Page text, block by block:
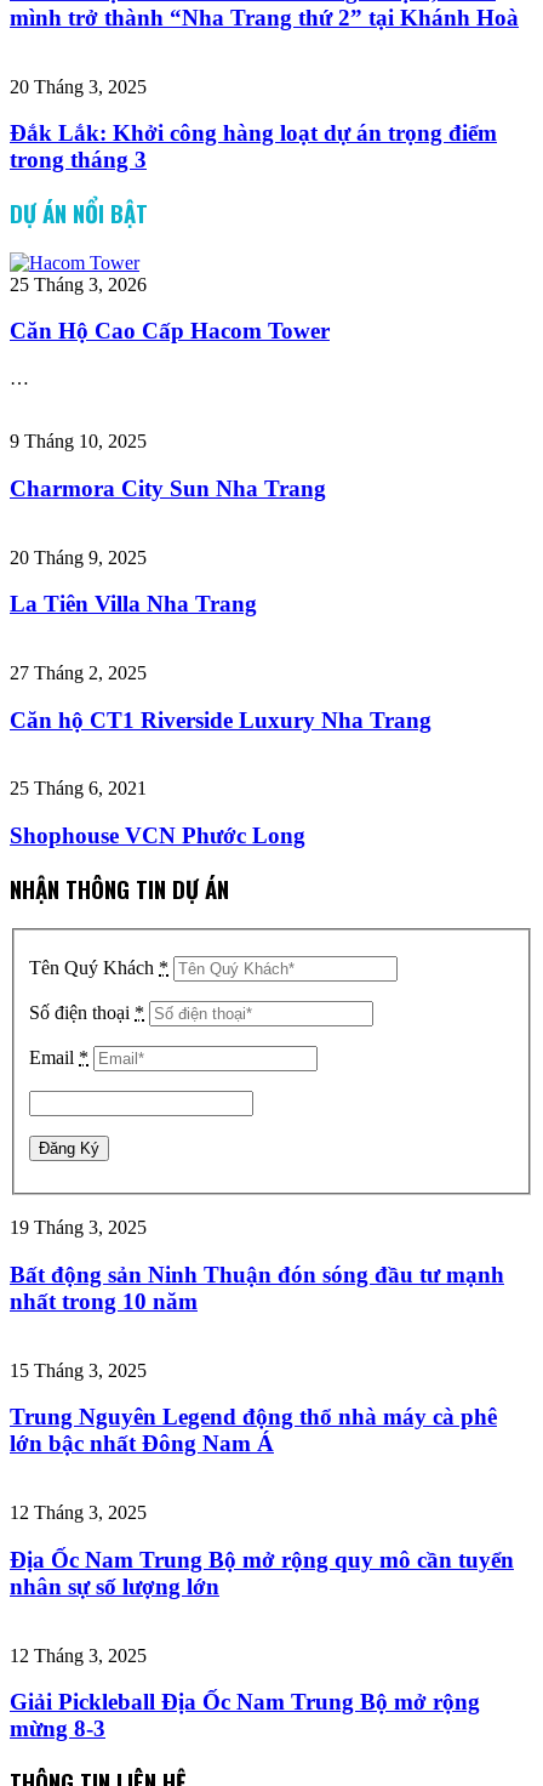
mình trở thành “Nha Trang thứ 2” tại Khánh Hoà
20 Tháng 3, 2025
Đắk Lắk: Khởi công hàng loạt dự án trọng điểm
trong tháng 3
DỰ ÁN NỔI BẬT
25 Tháng 3, 2026
Căn Hộ Cao Cấp Hacom Tower
…
9 Tháng 10, 2025
Charmora City Sun Nha Trang
20 Tháng 9, 2025
La Tiên Villa Nha Trang
27 Tháng 2, 2025
Căn hộ CT1 Riverside Luxury Nha Trang
25 Tháng 6, 2021
Shophouse VCN Phước Long
NHẬN THÔNG TIN DỰ ÁN
Tên Quý Khách *
Số điện thoại *
Email *
19 Tháng 3, 2025
Bất động sản Ninh Thuận đón sóng đầu tư mạnh
nhất trong 10 năm
15 Tháng 3, 2025
Trung Nguyên Legend động thổ nhà máy cà phê
lớn bậc nhất Đông Nam Á
12 Tháng 3, 2025
Địa Ốc Nam Trung Bộ mở rộng quy mô cần tuyển
nhân sự số lượng lớn
12 Tháng 3, 2025
Giải Pickleball Địa Ốc Nam Trung Bộ mở rộng
mừng 8-3